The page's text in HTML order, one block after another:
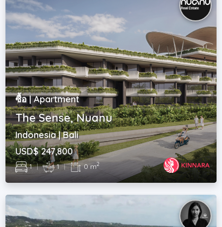
ซื้อ | Apartment
The Sense, Nuanu
Indonesia | Bali
USD$ 247,800
1 | 1 | 0 m2